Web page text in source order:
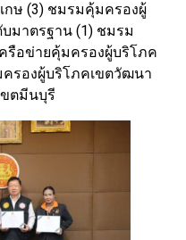
กษ (3) ชมรมคุ้มครองผู้
มาตรฐาน (1) ชมรม
รือข่ายคุ้มครองผู้บริโภค
รองผู้บริโภคเขตวัฒนา
ตมีนบุรี